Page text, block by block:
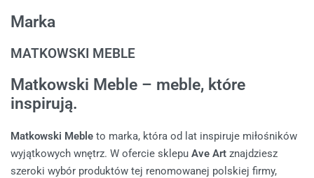
Marka
MATKOWSKI MEBLE
Matkowski Meble – meble, które
inspirują.
Matkowski Meble to marka, która od lat inspiruje miłośników
wyjątkowych wnętrz. W ofercie sklepu Ave Art znajdziesz
szeroki wybór produktów tej renomowanej polskiej firmy,